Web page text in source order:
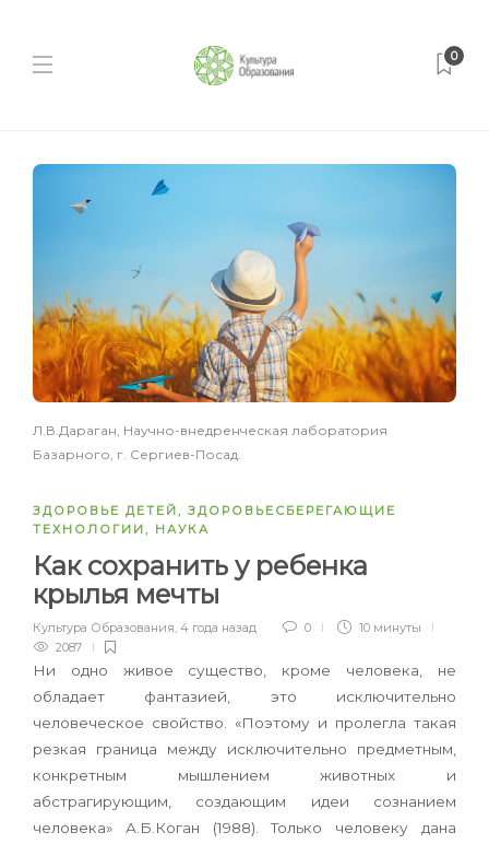
0
Л.В.Дараган, Научно-внедренческая лаборатория
Базарного, г. Сергиев-Посад.
ЗДОРОВЬЕ ДЕТЕЙ, ЗДОРОВЬЕСБЕРЕГАЮЩИЕ
ТЕХНОЛОГИИ, НАУКА
Как сохранить у ребенка
крылья мечты
Культура Образования, 4 года назад 0
10 минуты
2087
Ни одно живое существо, кроме человека, не
обладает фантазией, это исключительно
человеческое свойство. «Поэтому и пролегла такая
резкая граница между исключительно предметным,
конкретным мышлением животных и
абстрагирующим, создающим идеи сознанием
человека» А.Б.Коган (1988). Только человеку дана